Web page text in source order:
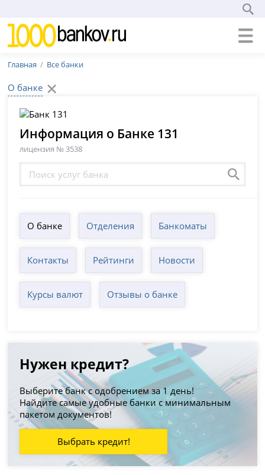
Главная Все банки
О банке
Информация о Банке 131
лицензия № 3538
О банке Отделения Банкоматы
Контакты Рейтинги Новости
Курсы валют Отзывы о банке
Нужен кредит?
Выберите банк с одобрением за 1 день!
Найдите самые удобные банки с минимальным
пакетом документов!
Выбрать кредит!